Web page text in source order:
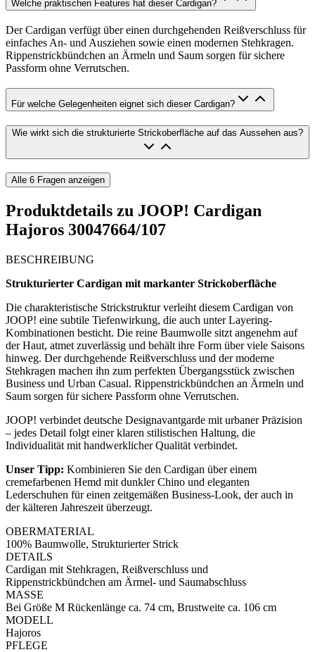
Welche praktischen Features hat dieser Cardigan?
Der Cardigan verfügt über einen durchgehenden Reißverschluss für
einfaches An- und Ausziehen sowie einen modernen Stehkragen.
Rippenstrickbündchen an Ärmeln und Saum sorgen für sichere
Passform ohne Verrutschen.
Für welche Gelegenheiten eignet sich dieser Cardigan?
Wie wirkt sich die strukturierte Strickoberfläche auf das Aussehen aus?
Alle 6 Fragen anzeigen
Produktdetails zu JOOP! Cardigan
Hajoros 30047664/107
BESCHREIBUNG
Strukturierter Cardigan mit markanter Strickoberfläche
Die charakteristische Strickstruktur verleiht diesem Cardigan von
JOOP! eine subtile Tiefenwirkung, die auch unter Layering-
Kombinationen besticht. Die reine Baumwolle sitzt angenehm auf
der Haut, atmet zuverlässig und behält ihre Form über viele Saisons
hinweg. Der durchgehende Reißverschluss und der moderne
Stehkragen machen ihn zum perfekten Übergangsstück zwischen
Business und Urban Casual. Rippenstrickbündchen an Ärmeln und
Saum sorgen für sichere Passform ohne Verrutschen.
JOOP! verbindet deutsche Designavantgarde mit urbaner Präzision
– jedes Detail folgt einer klaren stilistischen Haltung, die
Individualität mit handwerklicher Qualität verbindet.
Unser Tipp: Kombinieren Sie den Cardigan über einem
cremefarbenen Hemd mit dunkler Chino und eleganten
Lederschuhen für einen zeitgemäßen Business-Look, der auch in
der kälteren Jahreszeit überzeugt.
OBERMATERIAL
100% Baumwolle, Strukturierter Strick
DETAILS
Cardigan mit Stehkragen, Reißverschluss und
Rippenstrickbündchen am Ärmel- und Saumabschluss
MASSE
Bei Größe M Rückenlänge ca. 74 cm, Brustweite ca. 106 cm
MODELL
Hajoros
PFLEGE